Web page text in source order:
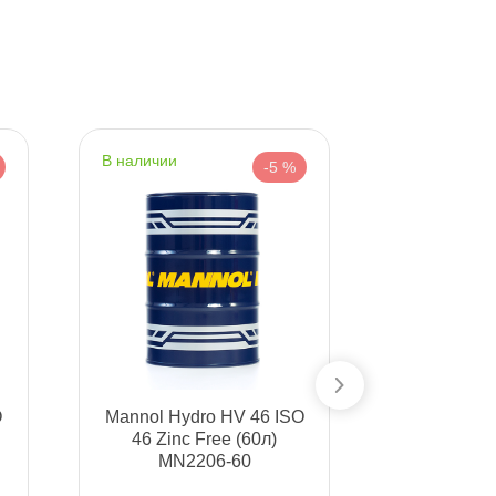
наличии -5 %
Mannol Hydro HV 46 ISO
46 Zinc Free (60л)
MN2206-60